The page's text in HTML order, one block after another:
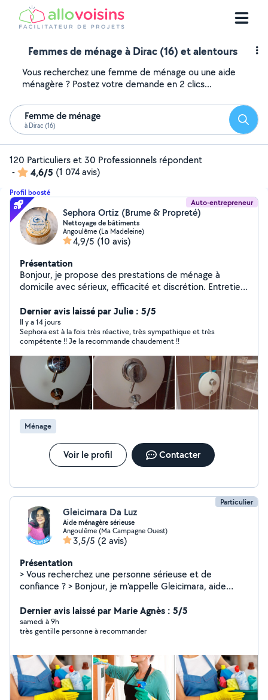
Femmes de ménage à Dirac (16) et alentours
Vous recherchez une femme de ménage ou une aide
ménagère ? Postez votre demande en 2 clics...
Femme de ménage
à Dirac (16)
120 Particuliers et 30 Professionnels répondent
-
4,6/5 (1 074 avis)
Profil boosté
Auto-entrepreneur
Sephora Ortiz (Brume & Propreté)
Nettoyage de bâtiments
Angoulême (La Madeleine)
4,9/5 (10 avis)
Présentation
Bonjour, je propose des prestations de ménage à
domicile avec sérieux, efficacité et discrétion. Entretien
en état, intervention rapide possible. Nettoyage de
voiture. Je m'adapte à vos besoins pour vous garantir un
intérieur propre, sain et agréable. Service à la personne
(SAP) : bénéficiez de 50% de crédit d'impôt. Matériel
et produits adaptés. Ponctuelle, organisée et
minutieuse. Disponible rapidement. Chaque prestation
est réalisée avec soin pour un résultat professionnel et
durable. N'hésitez pas à me contacter pour un devis
rapide. Bonjour, je propose un service de nettoyage
spécialisé Airbnb avec contrôle et photos pour sécuriser
vos locations.
Dernier avis laissé par Julie : 5/5
Il y a 14 jours
Sephora est à la fois très réactive, très sympathique et très
compétente !! Je la recommande chaudement !!
Ménage
Voir le profil Contacter
Particulier
Gleicimara Da Luz
Aide ménagère sérieuse
Angoulême (Ma Campagne Ouest)
3,5/5 (2 avis)
Présentation
> Vous recherchez une personne sérieuse et de
confiance ? > Bonjour, je m'appelle Gleicimara, aide
Saint-Michel. > Je propose ménage complet maison et
appartement, repassage, vitres, rangement et aide aux
personnes âgées. > Je suis ponctuelle, discrète,
semaine et samedi matin. N'hésitez pas à me contacter
pour discuter de vos besoins. À bientôt ! *
Dernier avis laissé par Marie Agnès : 5/5
samedi à 9h
très gentille personne à recommander